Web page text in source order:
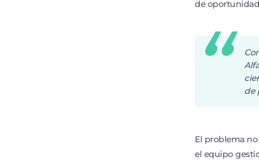
de
de
El problema
el equipo